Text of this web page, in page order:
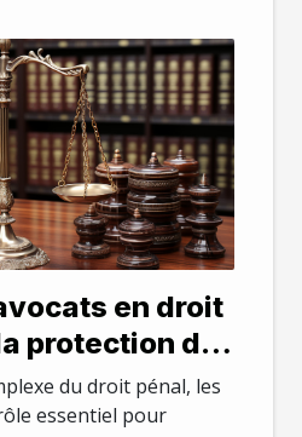
en droit
protection de
des
du droit pénal, les
essentiel pour